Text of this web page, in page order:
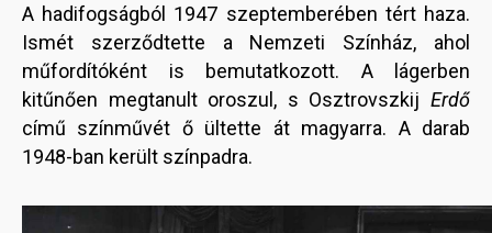
A hadifogságból 1947 szeptemberében tért haza.
Ismét szerződtette a Nemzeti Színház, ahol
műfordítóként is bemutatkozott. A lágerben
kitűnően megtanult oroszul, s Osztrovszkij Erdő
című színművét ő ültette át magyarra. A darab
1948-ban került színpadra.